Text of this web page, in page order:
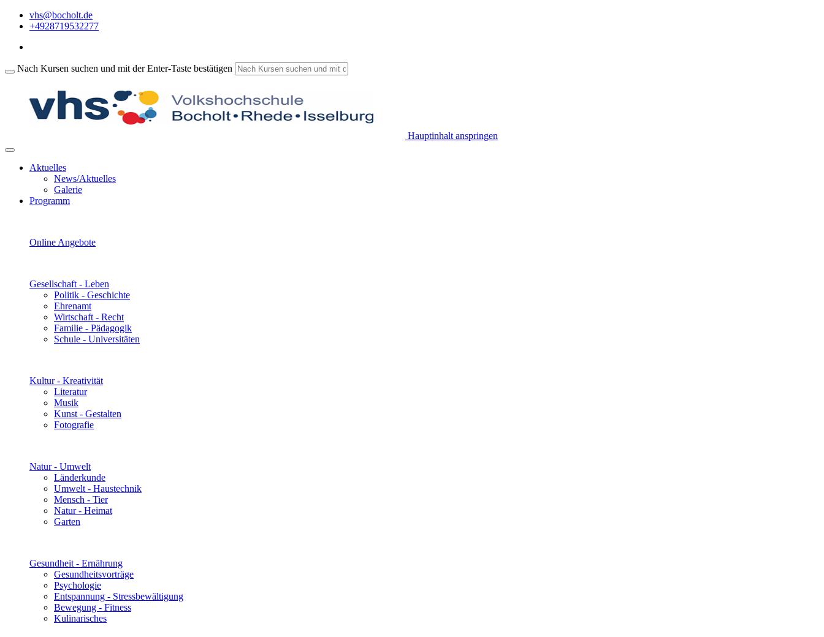
vhs@bocholt.de
+4928719532277
Nach Kursen suchen und mit der Enter-Taste bestätigen
Hauptinhalt anspringen
Aktuelles
News/Aktuelles
Galerie
Programm
Online Angebote
Gesellschaft - Leben
Politik - Geschichte
Ehrenamt
Wirtschaft - Recht
Familie - Pädagogik
Schule - Universitäten
Kultur - Kreativität
Literatur
Musik
Kunst - Gestalten
Fotografie
Natur - Umwelt
Länderkunde
Umwelt - Haustechnik
Mensch - Tier
Natur - Heimat
Garten
Gesundheit - Ernährung
Gesundheitsvorträge
Psychologie
Entspannung - Stressbewältigung
Bewegung - Fitness
Kulinarisches